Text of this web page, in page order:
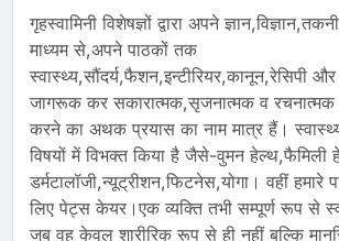
गृहस्वामिनी विशेषज्ञों द्वारा अपने
माध्यम से,अपने पाठकों तक
स्वास्थ्य,सौंदर्य,फैशन,इन्टीरियर,कानून,रेसिपी
जागरूक कर सकारात्मक,सृजनात्मक व रचनात्मक
करने का अथक प्रयास का नाम मात्र हैं।
विषयों में विभक्त किया है जैसे-वुमन हेल्थ,फैमिली
डर्मटालॉजी,न्यूट्रीशन,फिटनेस,योगा। वहीं हमारे
लिए पेट्स केयर।एक व्यक्ति तभी सम्पूर्ण रूप से
जब वह केवल शारीरिक रूप से ही नहीं बल्कि